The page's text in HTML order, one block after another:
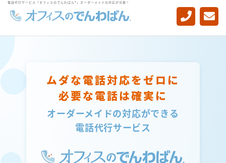
電話代行サービス「オフィスのでんわばん®」オーダーメイドの対応が可能！
-->
ムダな電話対応をゼロに
必要な電話は確実に
オーダーメイドの対応ができる
電話代行サービス